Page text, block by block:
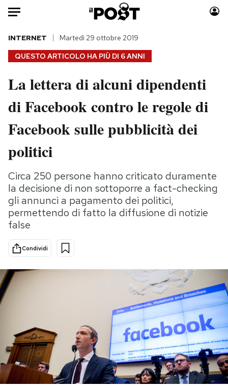
Auto
HOME
Italia
Politica
Tecnologia
Scienza
Cultura
Economia
Sport
Moda
Consumismi
Storie/Idee
Europa
Altrecose
Mondiali calcio 2026
PODCAST
SHOP
CALENDARIO
QUESTO ARTICOLO HA PIÙ DI 6 ANNI
INTERNET Martedì 29 ottobre 2019
La lettera di alcuni dipendenti
di Facebook contro le regole di
Facebook sulle pubblicità dei
politici
Circa 250 persone hanno criticato duramente
la decisione di non sottoporre a fact-checking
gli annunci a pagamento dei politici,
permettendo di fatto la diffusione di notizie
false
Condividi